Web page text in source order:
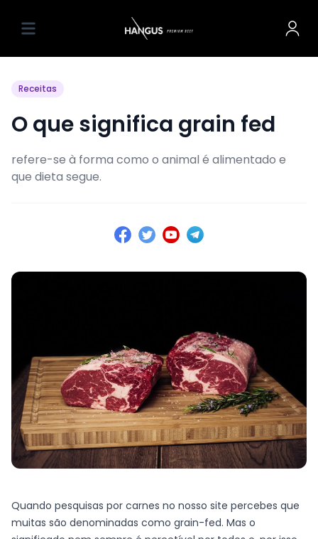
Receitas
O que significa grain fed
refere-se à forma como o animal é alimentado e
que dieta segue.
Quando pesquisas por carnes no nosso site percebes que
muitas são denominadas como grain-fed. Mas o